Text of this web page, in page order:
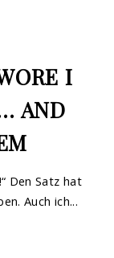
I
AND
Den Satz hat
Auch ich...